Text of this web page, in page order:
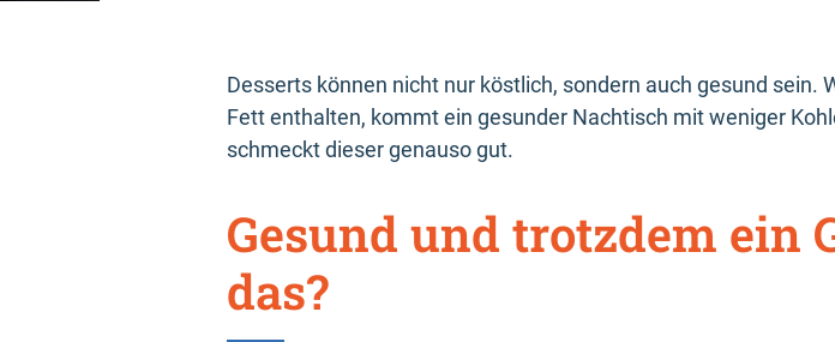
Desserts können nicht nur köstlich, sondern auch gesund
Fett enthalten, kommt ein gesunder Nachtisch mit weniger
schmeckt dieser genauso gut.
Gesund und trotzdem ein
das?